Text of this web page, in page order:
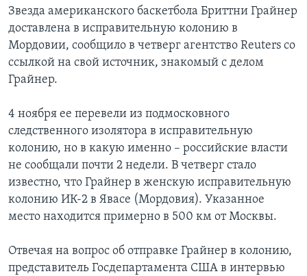
Звезда американского баскетбола Бриттни Грайнер
доставлена в исправительную колонию в
Мордовии, сообщило в четверг агентство Reuters со
ссылкой на свой источник, знакомый с делом
Грайнер.
4 ноября ее перевели из подмосковного
следственного изолятора в исправительную
колонию, но в какую именно – российские власти
не сообщали почти 2 недели. В четверг стало
известно, что Грайнер в женскую исправительную
колонию ИК-2 в Явасе (Мордовия). Указанное
место находится примерно в 500 км от Москвы.
Отвечая на вопрос об отправке Грайнер в колонию,
представитель Госдепартамента США в интервью